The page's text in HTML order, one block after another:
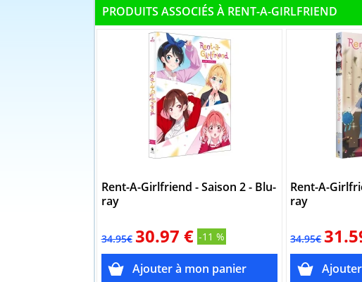
PRODUITS ASSOCIÉS À RENT-A-GIRLFRIEND
Rent-A-Girlfriend - Saison 2 - Blu-
ray
34.95€ 30.97 € -11 %
Rent-A-
ray
34.95€